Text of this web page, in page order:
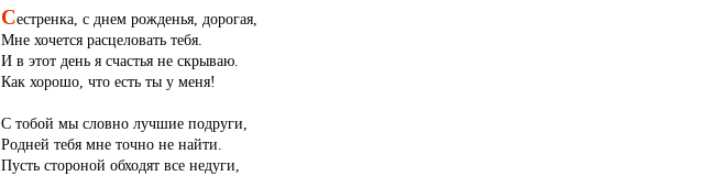
Сестренка, с днем рожденья, дорогая,
Мне хочется расцеловать тебя.
И в этот день я счастья не скрываю.
Как хорошо, что есть ты у меня!
С тобой мы словно лучшие подруги,
Родней тебя мне точно не найти.
Пусть стороной обходят все недуги,